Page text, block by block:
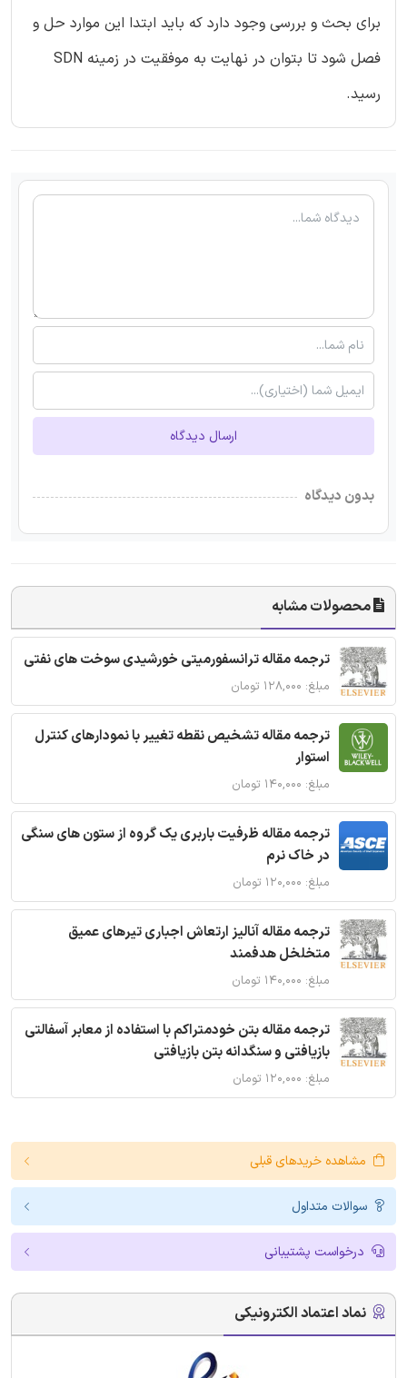
برای بحث و بررسی وجود دارد که باید ابتدا این موارد حل و
فصل شود تا بتوان در نهایت به موفقیت در زمینه SDN
رسید.
ارسال دیدگاه
بدون دیدگاه
محصولات مشابه
ترجمه مقاله ترانسفورمیتی خورشیدی سوخت های نفتی
مبلغ: ۱۲۸,۰۰۰ تومان
ترجمه مقاله تشخیص نقطه تغییر با نمودارهای کنترل
استوار
مبلغ: ۱۴۰,۰۰۰ تومان
ترجمه مقاله ظرفیت باربری یک گروه از ستون های سنگی
در خاک نرم
مبلغ: ۱۲۰,۰۰۰ تومان
ترجمه مقاله آنالیز ارتعاش اجباری تیرهای عمیق
متخلخل هدفمند
مبلغ: ۱۴۰,۰۰۰ تومان
ترجمه مقاله بتن خودمتراکم با استفاده از معابر آسفالتی
بازیافتی و سنگدانه بتن بازیافتی
مبلغ: ۱۲۰,۰۰۰ تومان
مشاهده خریدهای قبلی
سوالات متداول
درخواست پشتیبانی
نماد اعتماد الکترونیکی